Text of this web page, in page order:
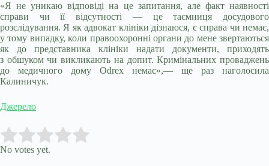
«Я не уникаю відповіді на це запитання, але факт наявності
справи чи її відсутності — це таємниця досудового
розслідування. Я як адвокат клініки дізнаюся, є справа чи немає,
у тому випадку, коли правоохоронні органи до мене звертаються
як до представника клініки надати документи, приходять
з обшуком чи викликають на допит. Кримінальних проваджень
до медичного дому Odrex немає»,— ще раз наголосила
Калиничук.
Джерело
Rate this item:
No votes yet.